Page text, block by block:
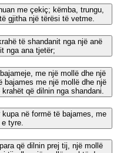
me çekiç; këmba, trungu,
gjitha një tërësi të vetme.
të shandanit nga një anë
nga ana tjetër;
me një mollë dhe një
bajames me një mollë dhe një
që dilnin nga shandani.
në formë të bajames, me
tyre.
që dilnin prej tij, një mollë